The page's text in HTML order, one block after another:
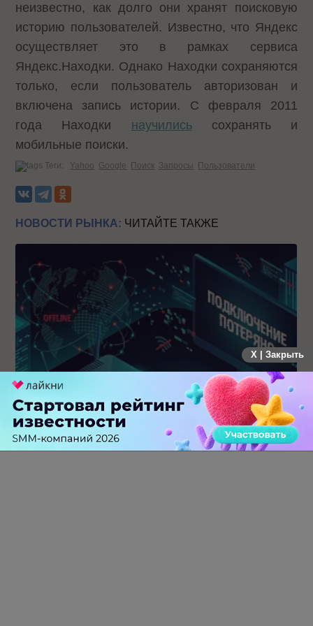
неизвестно, как долго они хранят поисковую
историю пользователей. Известно, что Яндекс
осуществляет это в рамках сервиса
Яндекс.Находки. Однако Находки сохраняются
только, если пользователь авторизован и
включена запись истории. С февраля 2011
года Находки научилисьсохранять и
мобильные поиски.
Теги: Yahoo Google Поиск Запросы Пользователи
НОВОСТИ РЫНКА: ЧИТАЙТЕ ТАКЖЕ
Крупнейший сбой в рунете: пользователи не могут
попасть на популярные сайты
X | Закрыть